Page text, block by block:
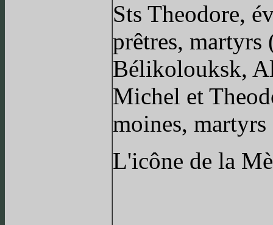
Sts Theodore,
prêtres, martyrs
Bélikolouksk,
Michel et
moines,
L'icône de la